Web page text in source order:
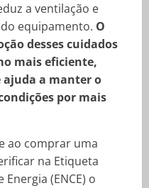
a ventilação e
equipamento. O
desses cuidados
mais eficiente,
ajuda a manter o
por mais
ao comprar uma
na Etiqueta
(ENCE) o